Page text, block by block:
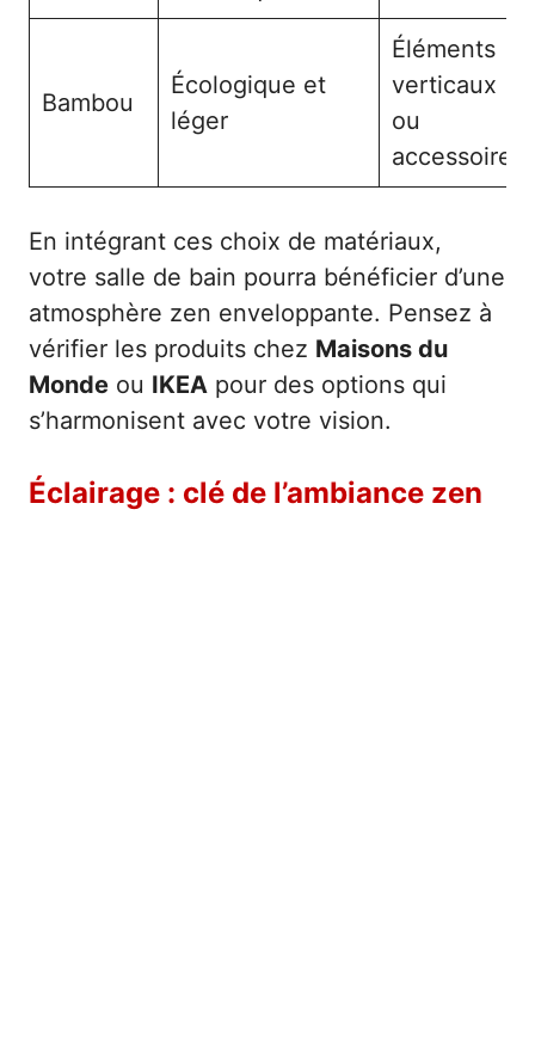
Bambou
Écologique et
léger
Éléments
verticaux
ou
accessoires
En intégrant ces choix de matériaux,
votre salle de bain pourra bénéficier d’une
atmosphère zen enveloppante. Pensez à
vérifier les produits chez Maisons du
Monde ou IKEA pour des options qui
s’harmonisent avec votre vision.
Éclairage : clé de l’ambiance zen